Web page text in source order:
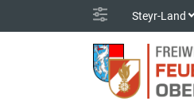
Steyr-Land